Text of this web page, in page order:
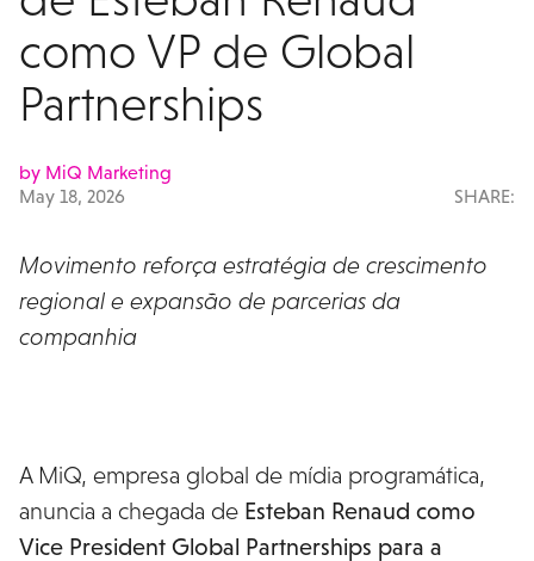
como VP de Global
Partnerships
by MiQ Marketing
May 18, 2026
SHARE:
Movimento reforça estratégia de crescimento
regional e expansão de parcerias da
companhia
A MiQ, empresa global de mídia programática,
anuncia a chegada de Esteban Renaud como
Vice President Global Partnerships para a